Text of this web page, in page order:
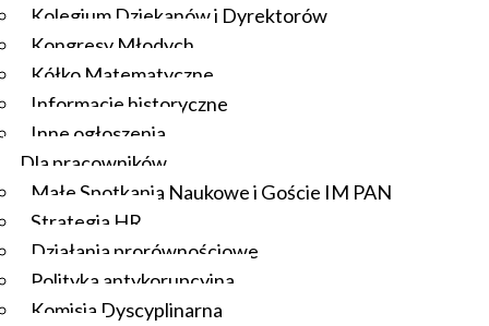
Kolegium Dziekanów i Dyrektorów
Kongresy Młodych
Kółko Matematyczne
Informacje historyczne
Inne ogłoszenia
Dla pracowników
Małe Spotkania Naukowe i Goście IM PAN
Strategia HR
Działania prorównościowe
Polityka antykorupcyjna
Komisja Dyscyplinarna